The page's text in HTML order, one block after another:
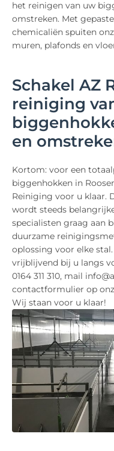
het reinigen van uw
omstreken. Met
chemicaliën spuiten
muren, plafonds en
Schakel AZ
reiniging
en
Kortom: voor een
biggenhokken in
Reiniging voor u klaar.
wordt steeds
specialisten graag aan
duurzame
oplossing voor elke
vrijblijvend bij u langs
0164 311 310, mail
contactformulier op
Wij staan voor u klaar!